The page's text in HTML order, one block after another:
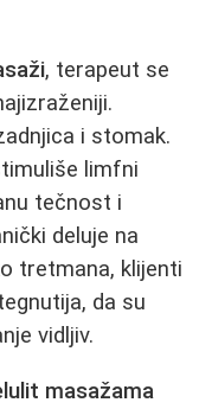
, terapeut se
i stomak.
limfni
tečnost i
deluje na
tretmana, klijenti
da su
vidljiv.
masažama